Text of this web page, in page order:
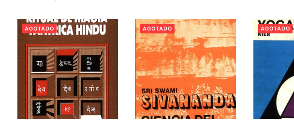
AGOTADO AGOTADO AGOTADO